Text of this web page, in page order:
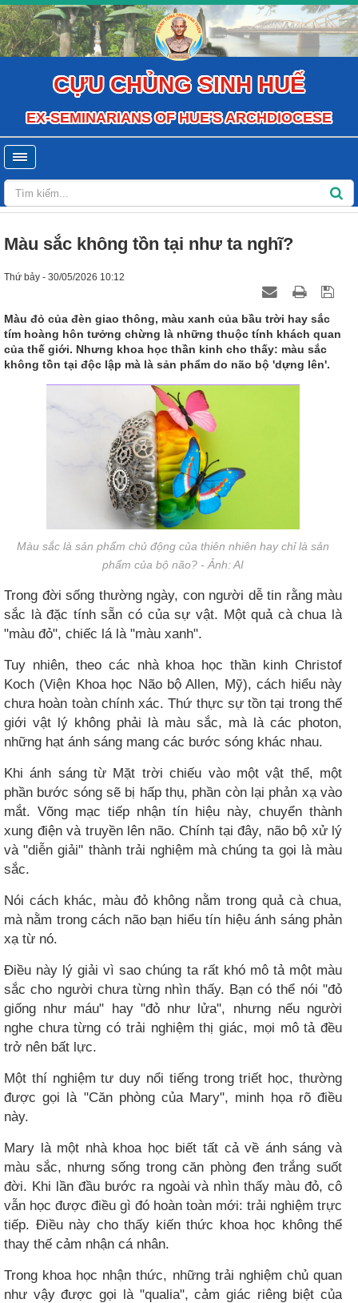
CỰU CHỦNG SINH HUẾ
EX-SEMINARIANS OF HUE'S ARCHDIOCESE
Màu sắc không tồn tại như ta nghĩ?
Thứ bảy - 30/05/2026 10:12
Màu đỏ của đèn giao thông, màu xanh của bầu trời hay sắc
tím hoàng hôn tưởng chừng là những thuộc tính khách quan
của thế giới. Nhưng khoa học thần kinh cho thấy: màu sắc
không tồn tại độc lập mà là sản phẩm do não bộ 'dựng lên'.
Màu sắc là sản phẩm chủ động của thiên nhiên hay chỉ là sản
phẩm của bộ não? - Ảnh: AI
Trong đời sống thường ngày, con người dễ tin rằng màu
sắc là đặc tính sẵn có của sự vật. Một quả cà chua là
"màu đỏ", chiếc lá là "màu xanh".
Tuy nhiên, theo các nhà khoa học thần kinh Christof
Koch (Viện Khoa học Não bộ Allen, Mỹ), cách hiểu này
chưa hoàn toàn chính xác. Thứ thực sự tồn tại trong thế
giới vật lý không phải là màu sắc, mà là các photon,
những hạt ánh sáng mang các bước sóng khác nhau.
Khi ánh sáng từ Mặt trời chiếu vào một vật thể, một
phần bước sóng sẽ bị hấp thụ, phần còn lại phản xạ vào
mắt. Võng mạc tiếp nhận tín hiệu này, chuyển thành
xung điện và truyền lên não. Chính tại đây, não bộ xử lý
và "diễn giải" thành trải nghiệm mà chúng ta gọi là màu
sắc.
Nói cách khác, màu đỏ không nằm trong quả cà chua,
mà nằm trong cách não bạn hiểu tín hiệu ánh sáng phản
xạ từ nó.
Điều này lý giải vì sao chúng ta rất khó mô tả một màu
sắc cho người chưa từng nhìn thấy. Bạn có thể nói "đỏ
giống như máu" hay "đỏ như lửa", nhưng nếu người
nghe chưa từng có trải nghiệm thị giác, mọi mô tả đều
trở nên bất lực.
Một thí nghiệm tư duy nổi tiếng trong triết học, thường
được gọi là "Căn phòng của Mary", minh họa rõ điều
này.
Mary là một nhà khoa học biết tất cả về ánh sáng và
màu sắc, nhưng sống trong căn phòng đen trắng suốt
đời. Khi lần đầu bước ra ngoài và nhìn thấy màu đỏ, cô
vẫn học được điều gì đó hoàn toàn mới: trải nghiệm trực
tiếp. Điều này cho thấy kiến thức khoa học không thể
thay thế cảm nhận cá nhân.
Trong khoa học nhận thức, những trải nghiệm chủ quan
như vậy được gọi là "qualia", cảm giác riêng biệt của